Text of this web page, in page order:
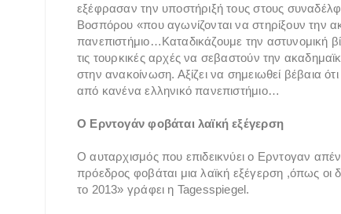
εξέφρασαν την υποστήριξή τους στους
Βοσπόρου «που αγωνίζονται να στηρίξουν την
πανεπιστήμιο…Καταδικάζουμε την αστυνομική
τις τουρκικές αρχές να σεβαστούν την
στην ανακοίνωση. Αξίζει να σημειωθεί βέβαια
από κανένα ελληνικό πανεπιστήμιο…
Ο Ερντογάν φοβάται λαϊκή εξέγερση
Ο αυταρχισμός που επιδεικνύει ο Ερντογαν
πρόεδρος φοβάται μια λαϊκή εξέγερση ,όπως οι
το 2013» γράφει η Tagesspiegel.